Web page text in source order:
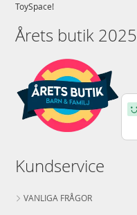
ToySpace!
Årets butik 2025
Kundservice
VANLIGA FRÅGOR